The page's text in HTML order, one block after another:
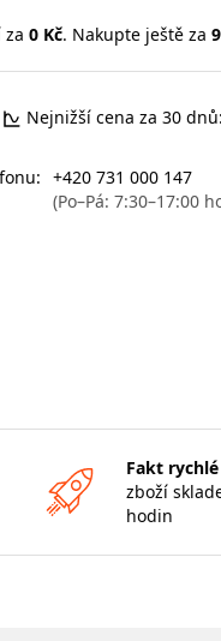
za 0 Kč. Nakupte ještě za
Nejnižší cena za 30
+420 731 000 147
(Po–Pá: 7:30–17:00
Fakt
zboží
hodin